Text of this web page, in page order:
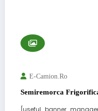
E-Camion.ro
Semiremorca